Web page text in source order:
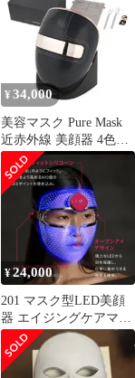
¥ 34,000
美容マスク Pure Mask
近赤外線 美顔器 4色
LED 高機能 エステ級
¥24,000
201 マスク型LED美顔
器 エイジングケアマス
ク